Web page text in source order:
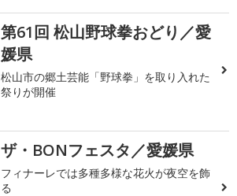
第61回 松山野球拳おどり／愛
媛県
松山市の郷土芸能「野球拳」を取り入れた
祭りが開催
ザ・BONフェスタ／愛媛県
フィナーレでは多種多様な花火が夜空を飾
る